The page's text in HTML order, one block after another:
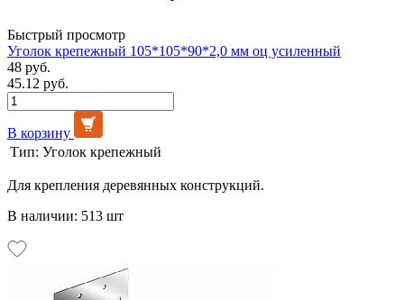
Быстрый просмотр
Уголок крепежный 105*105*90*2,0 мм оц усиленный
48 руб.
45.12 руб.
В корзину
Тип: Уголок крепежный
Для крепления деревянных конструкций.
В наличии: 513 шт